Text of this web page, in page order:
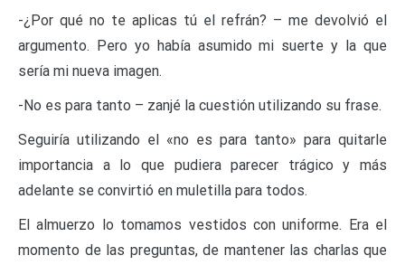
-¿Por qué no te aplicas tú el refrán? – me devolvió el
argumento. Pero yo había asumido mi suerte y la que
sería mi nueva imagen.
-No es para tanto – zanjé la cuestión utilizando su frase.
Seguiría utilizando el «no es para tanto» para quitarle
importancia a lo que pudiera parecer trágico y más
adelante se convirtió en muletilla para todos.
El almuerzo lo tomamos vestidos con uniforme. Era el
momento de las preguntas, de mantener las charlas que